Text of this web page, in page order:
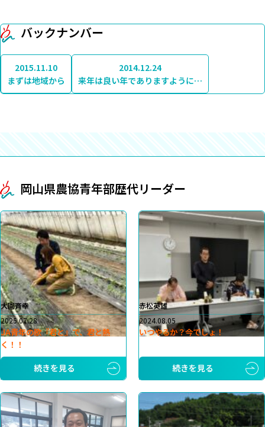
バックナンバー
2015.11.10
まずは地域から
2014.12.24
来年は良い年でありますように…
岡山県農協青年部歴代リーダー
大園斉幸
2025.07.28
JA青年の歌『君と』で、君と熱
く！！
続きを見る
赤松英雄
2024.08.05
いつやるか？今でしょ！
続きを見る